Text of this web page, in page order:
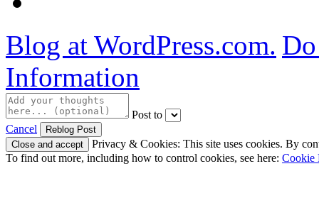
Blog at WordPress.com.
Information
Post to
Cancel
Privacy & Cookies: This site uses cookies. By
To find out more, including how to control cookies, see here: Cookie